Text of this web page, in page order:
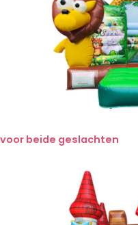
voor beide geslachten